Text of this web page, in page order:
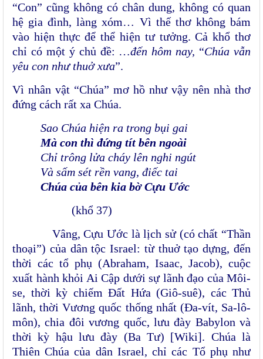
“Con” cũng không có chân dung, không có quan
hệ gia đình, làng xóm… Vì thế thơ không bám
vào hiện thực để thể hiện tư tưởng. Cả khổ thơ
chỉ có một ý chủ đề: …đến hôm nay, “Chúa vẫn
yêu con như thuở xưa”.
Vì nhân vật “Chúa” mơ hồ như vậy nên nhà thơ
đứng cách rất xa Chúa.
Sao Chúa hiện ra trong bụi gai
Mà con thì đứng tít bên ngoài
Chỉ trông lửa cháy lên nghi ngút
Và sấm sét rền vang, điếc tai
Chúa của bên kia bờ Cựu Ước
(khổ 37)
Vâng, Cựu Ước là lịch sử (có chất “Thần
thoại”) của dân tộc Israel: từ thuở tạo dựng, đến
thời các tổ phụ (Abraham, Isaac, Jacob), cuộc
xuất hành khỏi Ai Cập dưới sự lãnh đạo của Môi-
se, thời kỳ chiếm Đất Hứa (Giô-suê), các Thủ
lãnh, thời Vương quốc thống nhất (Đa-vít, Sa-lô-
môn), chia đôi vương quốc, lưu đày Babylon và
thời kỳ hậu lưu đày (Ba Tư) [Wiki]. Chúa là
Thiên Chúa của dân Israel, chỉ các Tổ phụ như